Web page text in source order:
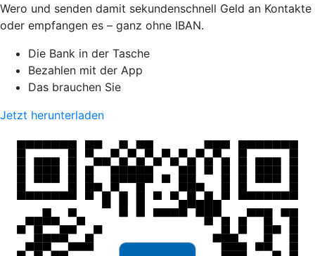
Wero und senden damit sekundenschnell Geld an Kontakte
oder empfangen es – ganz ohne IBAN.
Die Bank in der Tasche
Bezahlen mit der App
Das brauchen Sie
Jetzt herunterladen